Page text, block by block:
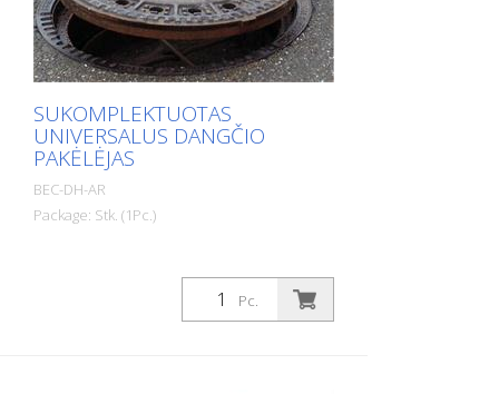
SUKOMPLEKTUOTAS
UNIVERSALUS DANGČIO
PAKĖLĖJAS
BEC-DH-AR
Package: Stk. (1Pc.)
Pc.